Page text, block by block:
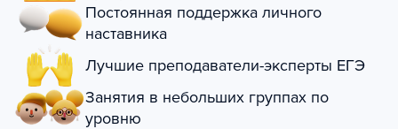
Постоянная поддержка личного
наставника
Лучшие преподаватели-эксперты ЕГЭ
Занятия в небольших группах по
уровню